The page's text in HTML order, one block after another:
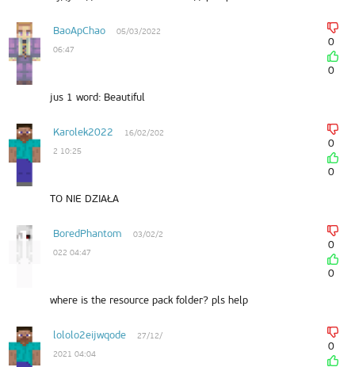
BaoApChao
05/03/2022
06:47
0
0
jus 1 word: Beautiful
Karolek2022
16/02/202
2 10:25
0
0
TO NIE DZIAŁA
BoredPhantom
03/02/2
022 04:47
0
0
where is the resource pack folder? pls help
lololo2eijwqode
27/12/
2021 04:04
0